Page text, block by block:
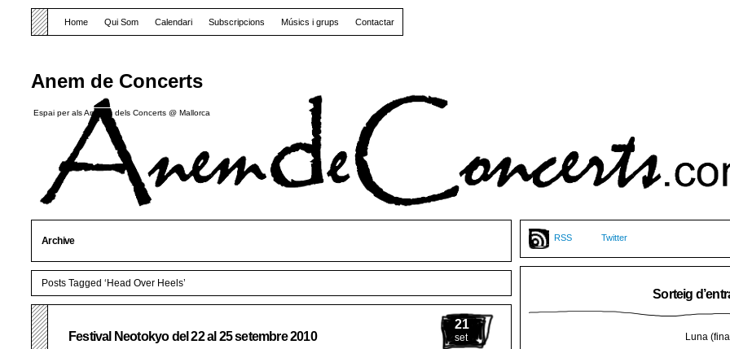
Anem de Concerts
Espai per als Amants dels Concerts @ Mallorca
Home Qui Som Calendari Subscripcions Músics i grups Contactar
Archive
Posts Tagged ‘Head Over Heels’
21
set
Festival Neotokyo del 22 al 25 setembre 2010
RSS Twitter
Sorteig
Luna